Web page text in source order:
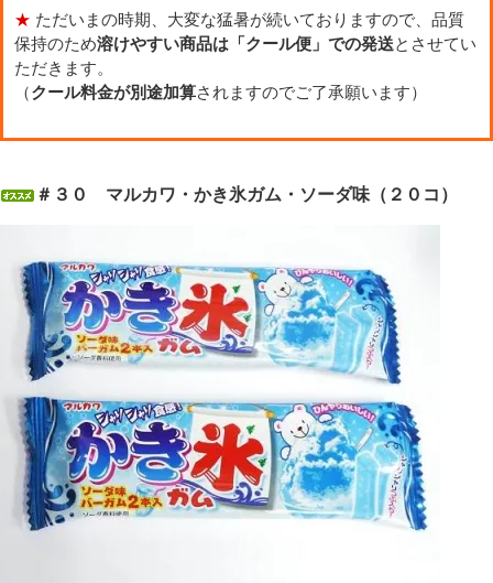
★ ただいまの時期、大変な猛暑が続いておりますので、品質
保持のため溶けやすい商品は「クール便」での発送とさせてい
ただきます。
（クール料金が別途加算されますのでご了承願います）
＃３０ マルカワ・かき氷ガム・ソーダ味（２０コ）